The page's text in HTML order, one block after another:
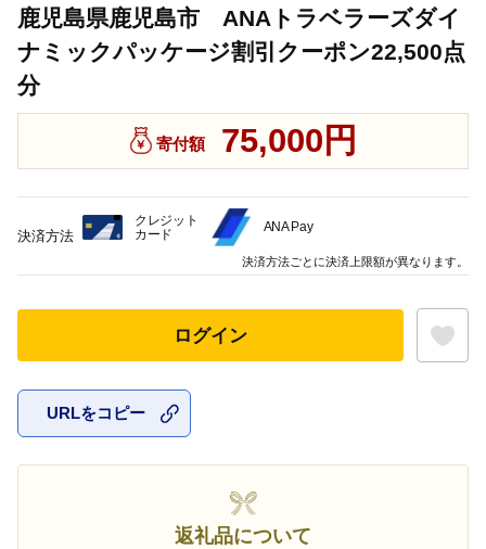
鹿児島県鹿児島市 ANAトラベラーズダイ
ナミックパッケージ割引クーポン22,500点
分
寄付額 75,000円
ログイン
URLをコピー
返礼品について
決済方法
クレジット
カード
ANA Pay
決済方法ごとに決済上限額が異なります。